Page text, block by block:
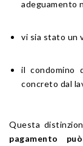
adeguamento
vi sia stato un
il condomino
concreto dal
Questa
pagamento